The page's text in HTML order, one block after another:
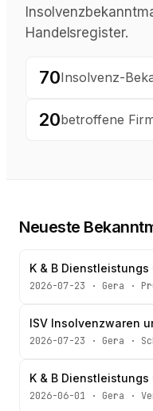
Handelsregister.
70Insolvenz-
20betroffene
Neueste
K & B Dienstleistungs
2026-07-23 · Gera ·
2026-07-23 · Gera ·
K & B Dienstleistungs
2026-06-01 · Gera ·